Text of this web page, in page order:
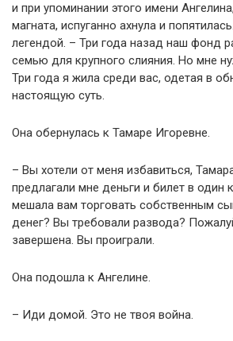
и при упоминании этого имени
магната, испуганно ахнула и
легендой. – Три года назад наш фонд
семью для крупного слияния. Но мне
Три года я жила среди вас, одетая в
настоящую суть.
Она обернулась к Тамаре Игоревне.
– Вы хотели от меня избавиться,
предлагали мне деньги и билет в один
мешала вам торговать собственным
денег? Вы требовали развода?
завершена. Вы проиграли.
Она подошла к Ангелине.
– Иди домой. Это не твоя война.